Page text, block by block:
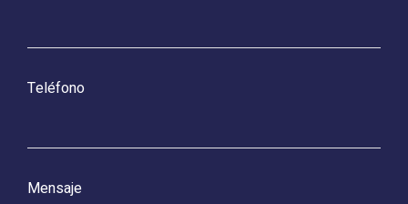
Teléfono
Mensaje